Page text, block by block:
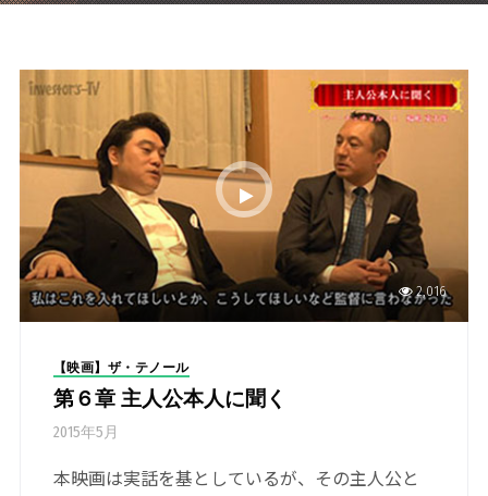
2,016
【映画】ザ・テノール
第６章 主人公本人に聞く
2015年5月
本映画は実話を基としているが、その主人公と